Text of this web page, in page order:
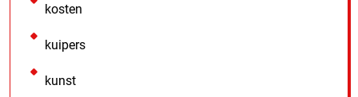
kosten
kuipers
kunst